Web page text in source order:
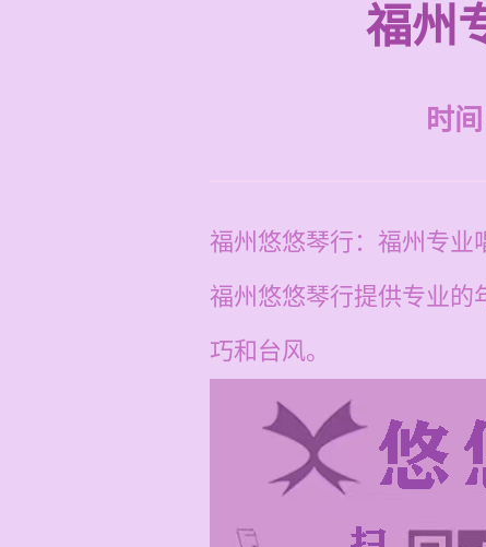
福州
时
福州悠悠琴行：福州专业
福州悠悠琴行提供专业的
巧和台风。